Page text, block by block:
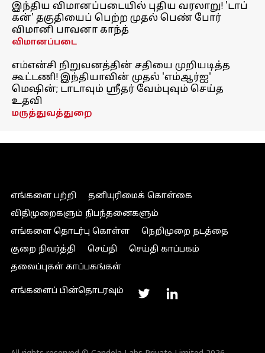
இந்திய விமானப்படையில் புதிய வரலாறு! 'டாப்
கன்' தகுதியைப் பெற்ற முதல் பெண் போர்
விமானி பாவனா காந்த்
விமானப்படை
எம்என்சி நிறுவனத்தின் சதியை முறியடித்த
கூட்டணி! இந்தியாவின் முதல் 'எம்ஆர்ஐ'
மெஷின்; டாடாவும் ஸ்ரீதர் வேம்புவும் செய்த
உதவி
மருத்துவத்துறை
எங்களை பற்றி
தனியுரிமைக் கொள்கை
விதிமுறைகளும் நிபந்தனைகளும்
எங்களை தொடர்பு கொள்ள
நெறிமுறை நடத்தை
குறை நிவர்த்தி
செய்தி
செய்தி காப்பகம்
தலைப்புகள் காப்பகங்கள்
எங்களைப் பின்தொடரவும்